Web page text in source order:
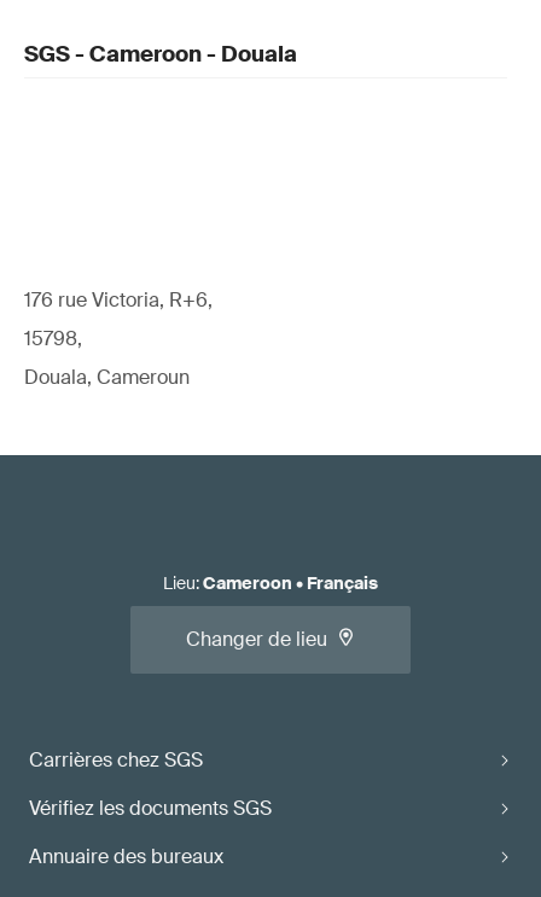
SGS - Cameroon - Douala
176 rue Victoria, R+6,
15798,
Douala, Cameroun
Carrières chez SGS
Vérifiez les documents SGS
Annuaire des bureaux
Lieu:Cameroon • Français
Changer de lieu